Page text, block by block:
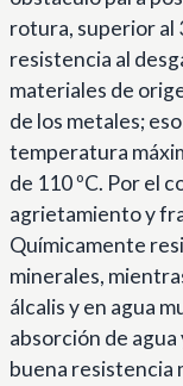
rotura, superior al
resistencia al
materiales de
de los metales;
temperatura
de 110 ºC. Por el
agrietamiento y
Químicamente
minerales,
álcalis y en agua
absorción de
buena resistencia